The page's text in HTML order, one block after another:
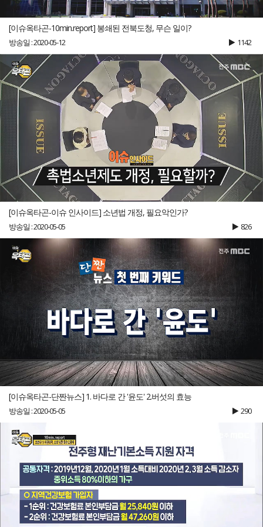
[이슈옥타곤-10min.report] 봉쇄된 전북도청, 무슨 일이?
방송일 : 2020-05-12 1142
[이슈옥타곤-이슈 인사이드] 소년법 개정, 필요악인가?
방송일 : 2020-05-05 826
[이슈옥타곤-단짠뉴스] 1. 바다로 간 '윤도' 2.버섯의 효능
방송일 : 2020-05-05 290